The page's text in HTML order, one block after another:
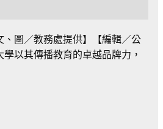
、圖／教務處提供】【編輯／公
其傳播教育的卓越品牌力，